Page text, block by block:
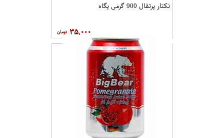
نکتار پرتقال 900 گرمی پگاه
۳۵,۰۰۰